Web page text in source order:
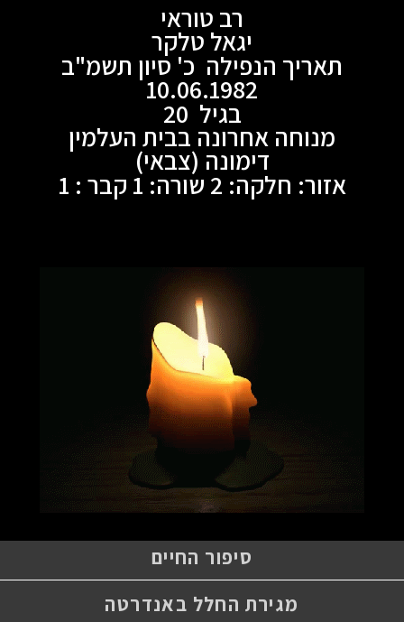
רב טוראי
יגאל טלקר
תאריך הנפילה כ' סיון תשמ"ב
10.06.1982
בגיל 20
מנוחה אחרונה בבית העלמין
דימונה (צבאי)
אזור: חלקה: 2 שורה: 1 קבר : 1
סיפור החיים
מגירת החלל באנדרטה